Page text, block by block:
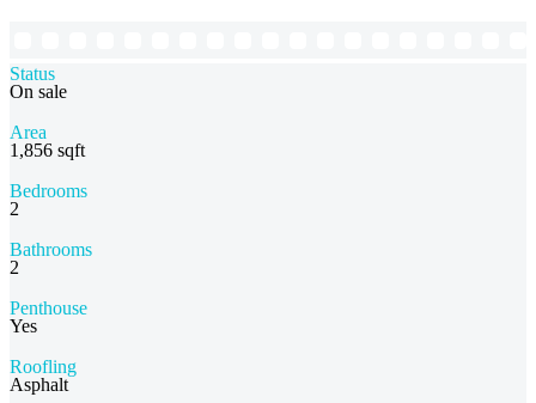
Status
On sale
Area
1,856 sqft
Bedrooms
2
Bathrooms
2
Penthouse
Yes
Roofling
Asphalt